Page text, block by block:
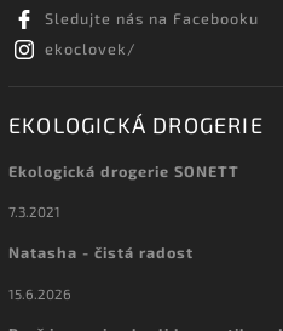
Sledujte nás na Facebooku
ekoclovek/
EKOLOGICKÁ DROGERIE
Ekologická drogerie SONETT
7.3.2021
Natasha - čistá radost
15.6.2026